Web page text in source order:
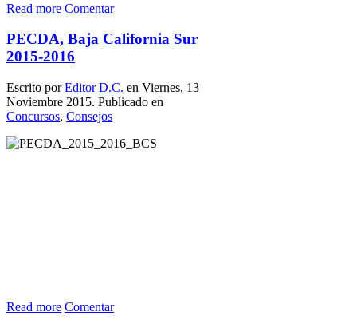
Read more Comentar
PECDA, Baja California Sur
2015-2016
Escrito porEditor D.C. en Viernes, 13
Noviembre 2015. Publicado en
Concursos, Consejos
Read more Comentar